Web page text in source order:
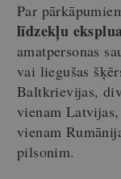
Par
līdzekļu
amatpersonas
vai liegušas
Baltkrievijas,
vienam
vienam
pilsonim.